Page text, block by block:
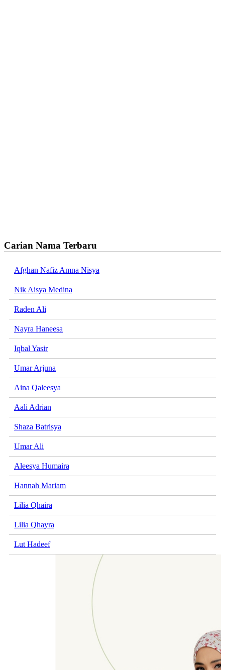
Carian Nama Terbaru
Afghan Nafiz Amna Nisya
Nik Aisya Medina
Raden Ali
Nayra Haneesa
Iqbal Yasir
Umar Arjuna
Aina Qaleesya
Aali Adrian
Shaza Batrisya
Umar Ali
Aleesya Humaira
Hannah Mariam
Lilia Qhaira
Lilia Qhayra
Lut Hadeef